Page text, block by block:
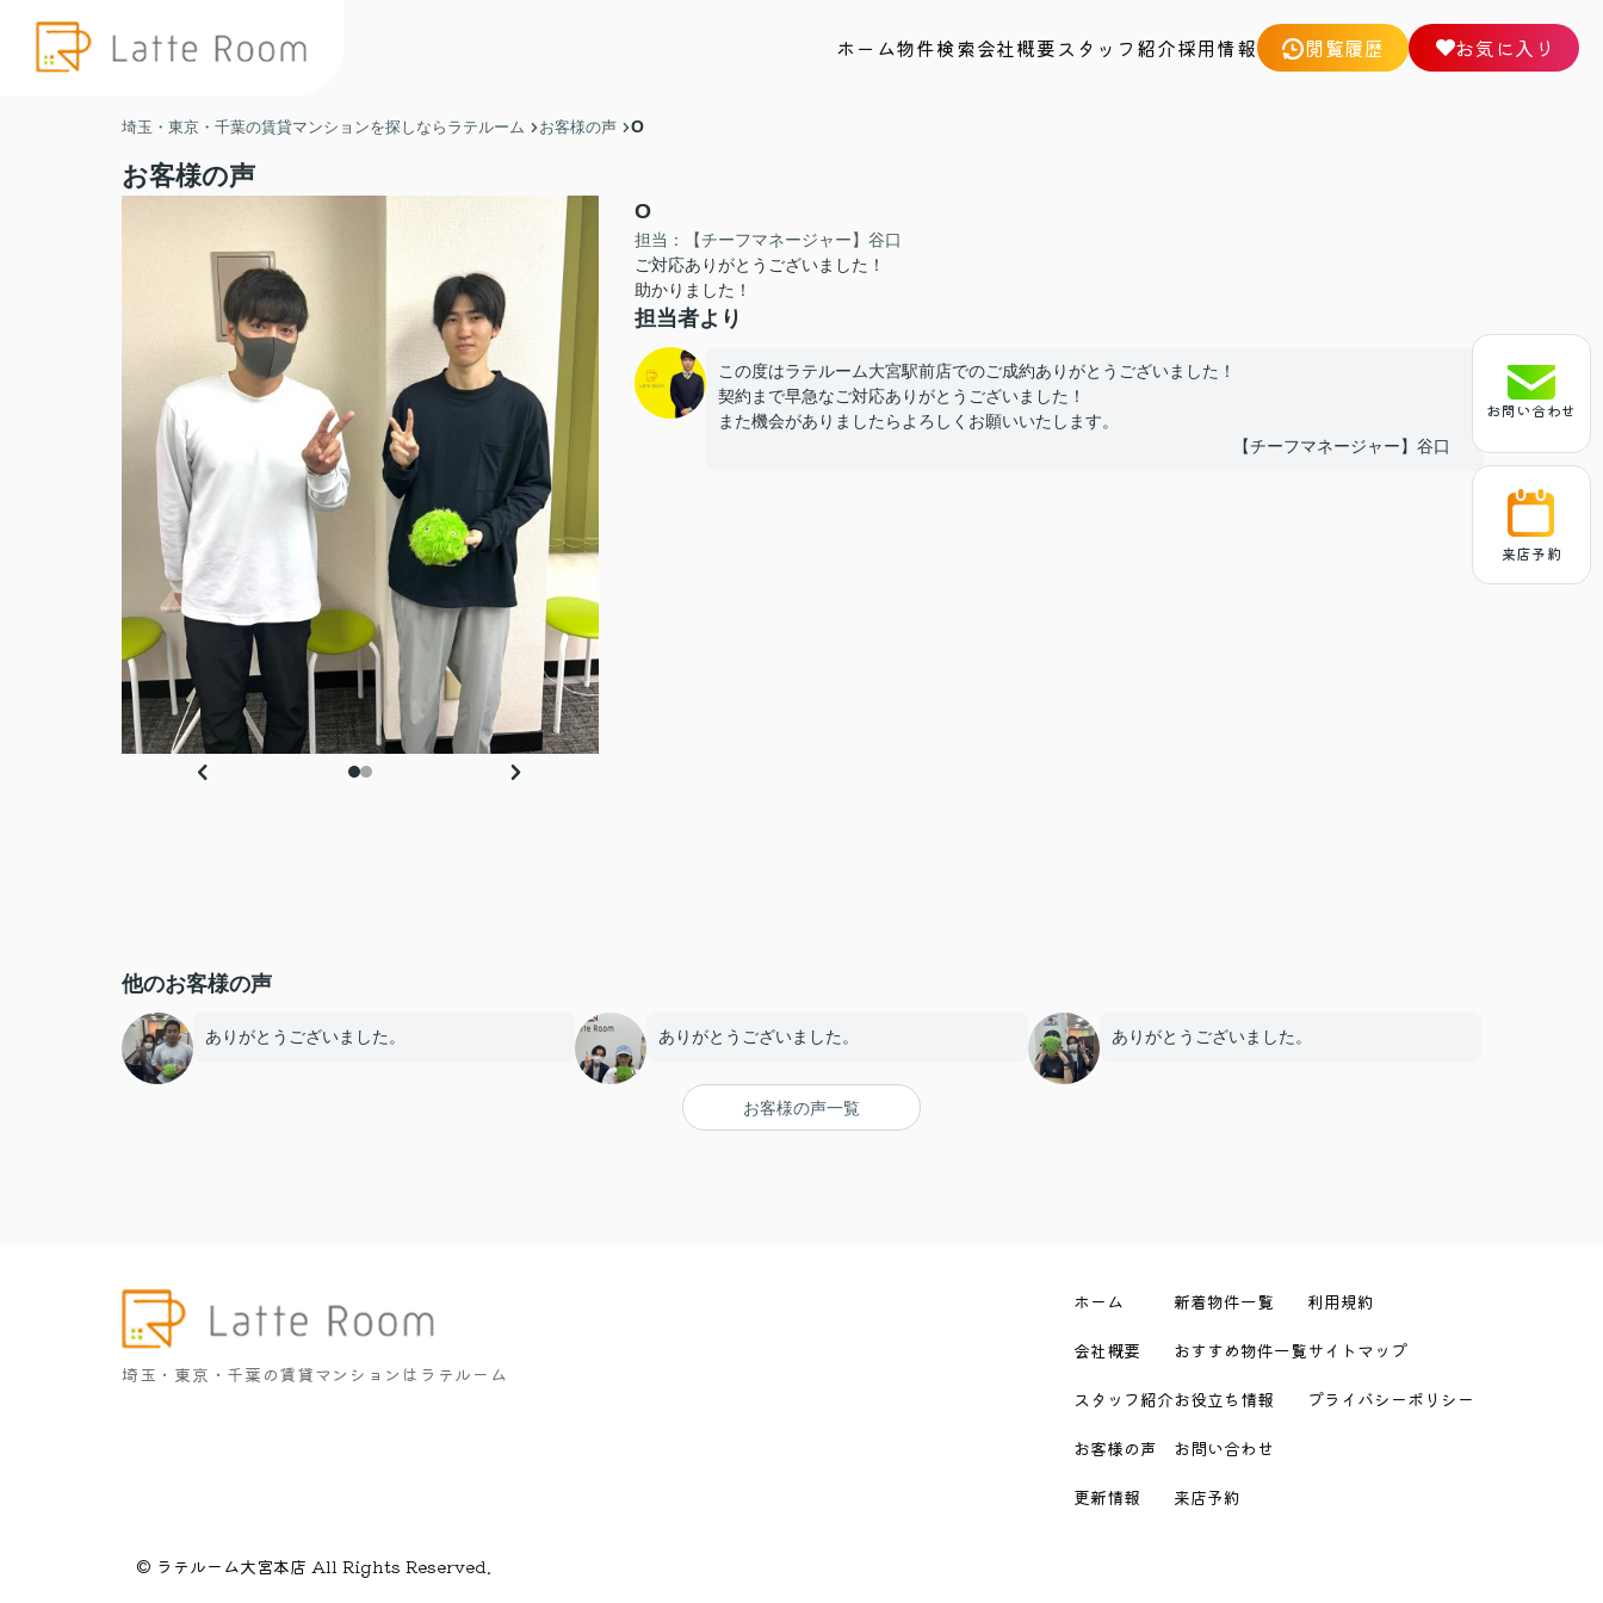
ホーム物件検索会社概要スタッフ紹介採用情報 閲覧履歴 お気に入り
お問い合わせ
来店予約
埼玉・東京・千葉の賃貸マンションを探しならラテルーム お客様の声 O
お客様の声
O
担当：【チーフマネージャー】谷口
ご対応ありがとうございました！
助かりました！
担当者より
この度はラテルーム大宮駅前店でのご成約ありがとうございました！
契約まで早急なご対応ありがとうございました！
また機会がありましたらよろしくお願いいたします。
【チーフマネージャー】谷口
他のお客様の声
ありがとうございました。 ありがとうございました。 ありがとうございました。
お客様の声一覧
埼玉・東京・千葉の賃貸マンションはラテルーム
ホーム
会社概要
スタッフ紹介
お客様の声
更新情報
新着物件一覧
おすすめ物件一覧
お役立ち情報
お問い合わせ
来店予約
利用規約
サイトマップ
プライバシーポリシー
© ラテルーム大宮本店 All Rights Reserved.